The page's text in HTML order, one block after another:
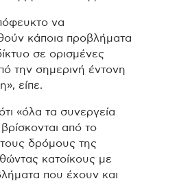
να
κάποια προβλήματα
σε ορισμένες
την σημερινή έντονη
είπε.
«όλα τα συνεργεία
από το
δρόμους της
κατοίκους με
που έχουν και